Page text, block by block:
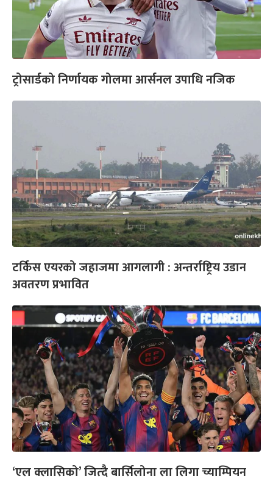
ट्रोसार्डको निर्णायक गोलमा आर्सनल उपाधि नजिक
टर्किस एयरको जहाजमा आगलागी : अन्तर्राष्ट्रिय उडान
अवतरण प्रभावित
‘एल क्लासिको’ जित्दै बार्सिलोना ला लिगा च्याम्पियन